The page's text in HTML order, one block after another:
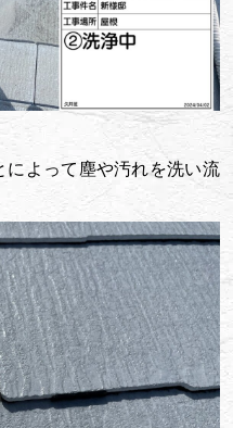
によって塵や汚れを洗い流